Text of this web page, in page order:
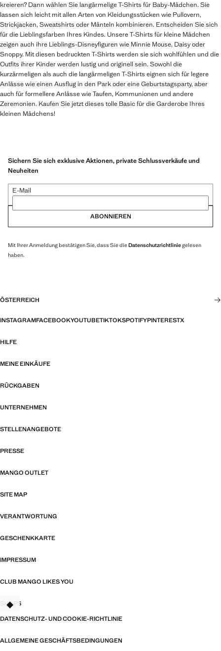
kreieren? Dann wählen Sie langärmelige T-Shirts für Baby-Mädchen. Sie
lassen sich leicht mit allen Arten von Kleidungsstücken wie Pullovern,
Strickjacken, Sweatshirts oder Mänteln kombinieren. Entscheiden Sie sich
für die Lieblingsfarben Ihres Kindes. Unsere T-Shirts für kleine Mädchen
zeigen auch ihre Lieblings-Disneyfiguren wie Minnie Mouse, Daisy oder
Snoppy. Mit diesen bedruckten T-Shirts werden sie sich wohlfühlen und die
Outfits ihrer Kinder werden lustig und originell sein. Sowohl die
kurzärmeligen als auch die langärmeligen T-Shirts eignen sich für legere
Anlässe wie einen Ausflug in den Park oder eine Geburtstagsparty, aber
auch für formellere Anlässe wie Taufen, Kommunionen und andere
Zeremonien. Kaufen Sie jetzt dieses tolle Basic für die Garderobe Ihres
kleinen Mädchens!
Sichern Sie sich exklusive Aktionen, private Schlussverkäufe und
Neuheiten
E-Mail
ABONNIEREN
Mit Ihrer Anmeldung bestätigen Sie, dass Sie dieDatenschutzrichtliniegelesen
haben.
ÖSTERREICH
INSTAGRAMFACEBOOKYOUTUBETIKTOKSPOTIFYPINTERESTX
HILFE
MEINE EINKÄUFE
RÜCKGABEN
UNTERNEHMEN
STELLENANGEBOTE
PRESSE
MANGO OUTLET
SITE MAP
VERANTWORTUNG
GESCHENKKARTE
IMPRESSUM
CLUB MANGO LIKES YOU
SHOPS
DATENSCHUTZ- UND COOKIE-RICHTLINIE
ALLGEMEINE GESCHÄFTSBEDINGUNGEN